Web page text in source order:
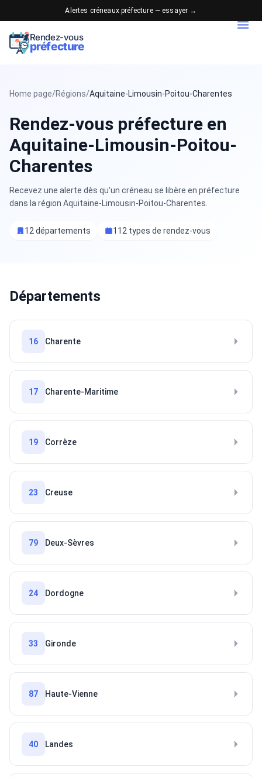
Alertes créneaux préfecture — essayer →
Rendez-vous
préfecture
Home page/Régions/Aquitaine-Limousin-Poitou-Charentes
Rendez-vous préfecture en
Aquitaine-Limousin-Poitou-
Charentes
Recevez une alerte dès qu'un créneau se libère en préfecture
dans la région Aquitaine-Limousin-Poitou-Charentes.
12 départements 112 types de rendez-vous
Départements
16 Charente
17 Charente-Maritime
19 Corrèze
23 Creuse
79 Deux-Sèvres
24 Dordogne
33 Gironde
87 Haute-Vienne
40 Landes